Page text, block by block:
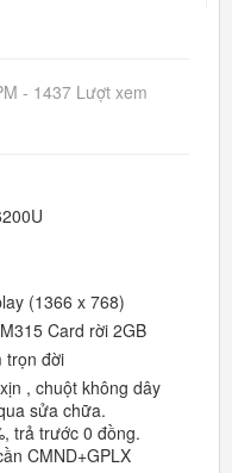
- 1437 Lượt xem
(1366 x 768)
Card rời 2GB
trọn đời
, chuột không dây
sửa chữa.
trả trước 0 đồng.
CMND+GPLX